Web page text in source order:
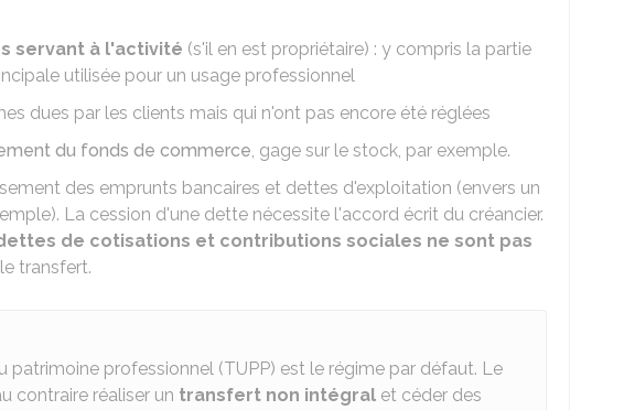
servant à l'activité (s'il en est propriétaire) : y compris la partie
utilisée pour un usage professionnel
dues par les clients mais qui n'ont pas encore été réglées
du fonds de commerce, gage sur le stock, par exemple.
des emprunts bancaires et dettes d'exploitation (envers un
La cession d'une dette nécessite l'accord écrit du créancier.
de cotisations et contributions sociales ne sont pas
transfert.
patrimoine professionnel (TUPP) est le régime par défaut. Le
contraire réaliser un transfert non intégral et céder des